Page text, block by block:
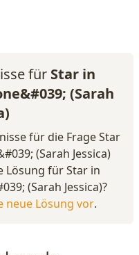
fürStar in
(Sarah
für die Frage Star
(Sarah Jessica)
Lösung für Star in
(Sarah Jessica)?
neue Lösung vor.